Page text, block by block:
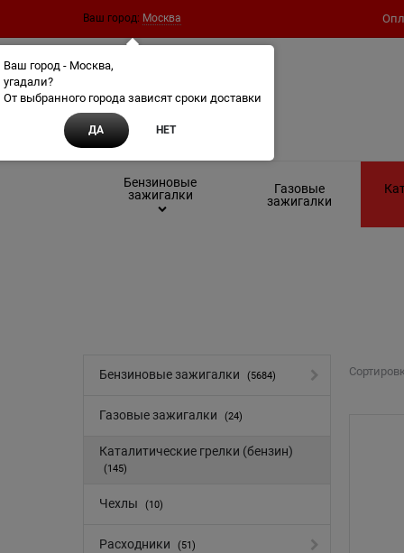
Ваш город: Москва
Бензиновые
зажигалки
Газовые
зажигалки
Бензиновые зажигалки (5684)
Газовые зажигалки (24)
Каталитические грелки (бензин)
(145)
Чехлы (10)
Расходники (51)
Ваш город - Москва,
угадали?
От выбранного города зависят сроки доставки
ДА НЕТ